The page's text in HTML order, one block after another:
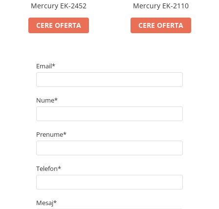
Mercury EK-2452
CERE OFERTA
Mercury EK-2110
CERE OFERTA
Email*
Nume*
Prenume*
Telefon*
Mesaj*